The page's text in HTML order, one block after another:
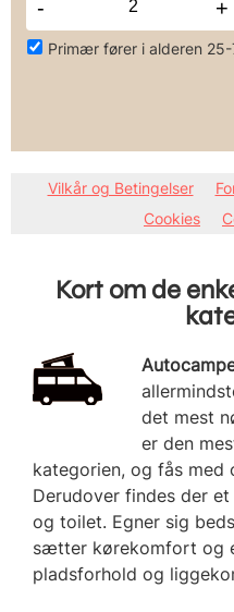
Kort om de
det mest
er den
kategorien, og fås med
Derudover findes der
og toilet. Egner sig
sætter kørekomfort og
pladsforhold og